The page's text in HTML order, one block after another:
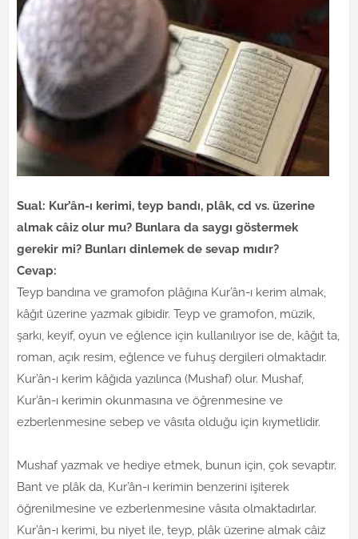
Sual: Kur’ân-ı kerimi, teyp bandı, plâk, cd vs. üzerine
almak câiz olur mu? Bunlara da saygı göstermek
gerekir mi? Bunları dinlemek de sevap mıdır?
Cevap:
Teyp bandına ve gramofon plâğına Kur’ân-ı kerim almak,
kâğıt üzerine yazmak gibidir. Teyp ve gramofon, müzik,
şarkı, keyif, oyun ve eğlence için kullanılıyor ise de, kâğıt ta,
roman, açık resim, eğlence ve fuhuş dergileri olmaktadır.
Kur’ân-ı kerim kâğıda yazılınca (Mushaf) olur. Mushaf,
Kur’ân-ı kerimin okunmasına ve öğrenmesine ve
ezberlenmesine sebep ve vâsıta olduğu için kıymetlidir.
Mushaf yazmak ve hediye etmek, bunun için, çok sevaptır.
Bant ve plâk da, Kur’ân-ı kerimin benzerini işiterek
öğrenilmesine ve ezberlenmesine vâsıta olmaktadırlar.
Kur’ân-ı kerimi, bu niyet ile, teyp, plâk üzerine almak câiz